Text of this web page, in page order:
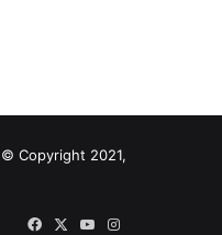
Copyright 2021,
FacebookYouTubeInstagram